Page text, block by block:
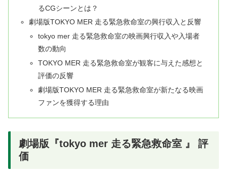
るCGシーンとは？
劇場版TOKYO MER 走る緊急救命室の興行収入と反響
tokyo mer 走る緊急救命室の映画興行収入や入場者
数の動向
TOKYO MER 走る緊急救命室が観客に与えた感想と
評価の反響
劇場版TOKYO MER 走る緊急救命室が新たなる映画
ファンを獲得する理由
劇場版『tokyo mer 走る緊急救命室 』 評
価